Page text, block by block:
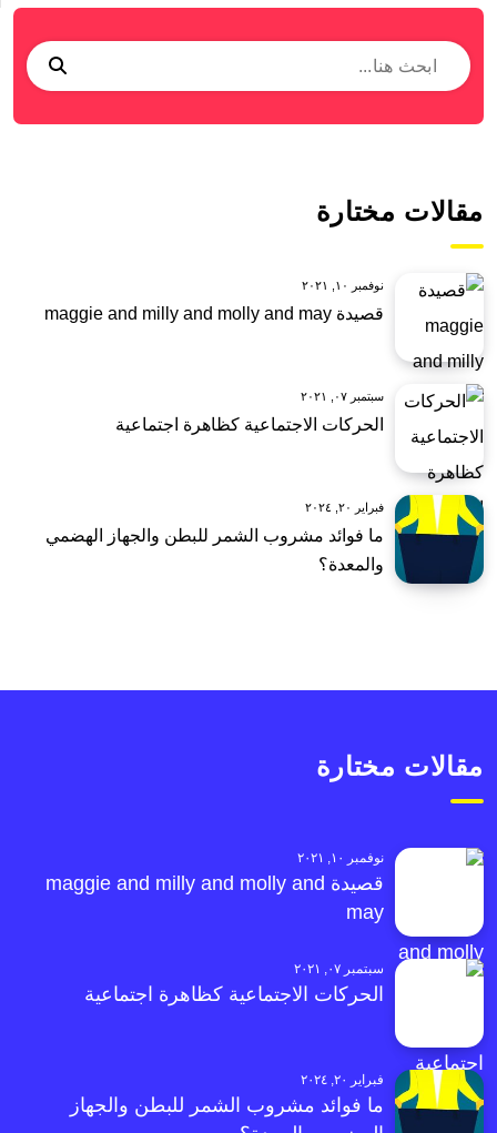
مقالات مختارة
نوفمبر ١٠, ٢٠٢١
قصيدة maggie and milly and molly and may
سبتمبر ٠٧, ٢٠٢١
الحركات الاجتماعية كظاهرة اجتماعية
فبراير ٢٠, ٢٠٢٤
ما فوائد مشروب الشمر للبطن والجهاز الهضمي
والمعدة؟
مقالات مختارة
نوفمبر ١٠, ٢٠٢١
قصيدة maggie and milly and molly and
may
سبتمبر ٠٧, ٢٠٢١
الحركات الاجتماعية كظاهرة اجتماعية
فبراير ٢٠, ٢٠٢٤
ما فوائد مشروب الشمر للبطن والجهاز